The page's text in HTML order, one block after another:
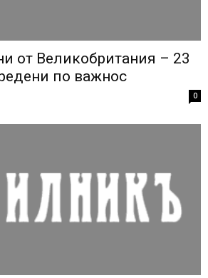
от Великобритания – 23
по важнос
0